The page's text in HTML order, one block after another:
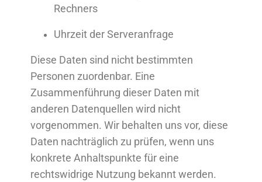
Rechners
Uhrzeit der Serveranfrage
Diese Daten sind nicht bestimmten
Personen zuordenbar. Eine
Zusammenführung dieser Daten mit
anderen Datenquellen wird nicht
vorgenommen. Wir behalten uns vor, diese
Daten nachträglich zu prüfen, wenn uns
konkrete Anhaltspunkte für eine
rechtswidrige Nutzung bekannt werden.